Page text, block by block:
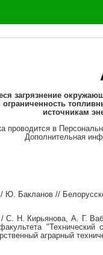
загрязнение
источникам
проводится в
Дополнительная
Ю. Бакланов //
/ С. Н. Кирьянова, А. Г.
аграрный